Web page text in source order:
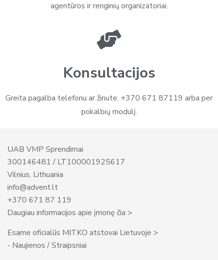
agentūros ir renginių organizatoriai.
Konsultacijos
Greita pagalba telefonu ar žinute. +370 671 87119 arba per
pokalbių modulį.
UAB VMP Sprendimai
300146481 / LT100001925617
Vilnius, Lithuania
info@advent.lt
+370 671 87 119
Daugiau informacijos apie įmonę čia >
Esame oficialūs MITKO atstovai Lietuvoje >
- Naujienos / Straipsniai